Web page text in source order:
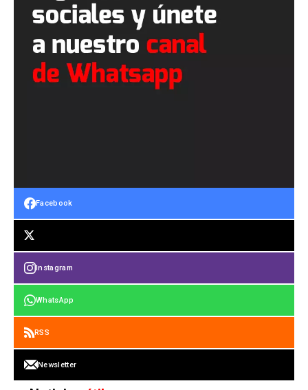
Facebook
Instagram
WhatsApp
RSS
Newsletter